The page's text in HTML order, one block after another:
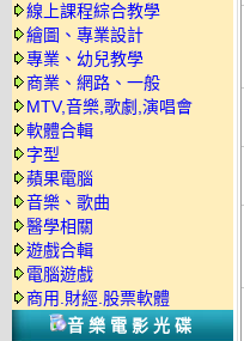
線上課程綜合教學
繪圖、專業設計
專業、幼兒教學
商業、網路、一般
MTV,音樂,歌劇,演唱會
軟體合輯
字型
蘋果電腦
音樂、歌曲
醫學相關
遊戲合輯
電腦遊戲
商用.財經.股票軟體
音樂電影光碟